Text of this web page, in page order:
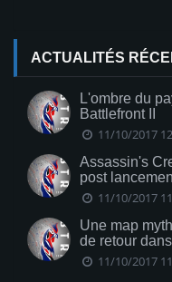
ACTUALITÉS
L'ombre du
Battlefront II
11/10/2017
Assassin's
post
11/10/2017
Une map
de retour
11/10/2017